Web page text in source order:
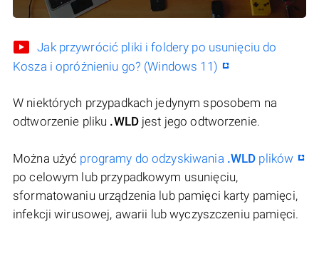
Jak przywrócić pliki i foldery po usunięciu do
Kosza i opróżnieniu go? (Windows 11)
W niektórych przypadkach jedynym sposobem na
odtworzenie pliku .WLDjest jego odtworzenie.
Można użyć programy do odzyskiwania .WLD plików
po celowym lub przypadkowym usunięciu,
sformatowaniu urządzenia lub pamięci karty pamięci,
infekcji wirusowej, awarii lub wyczyszczeniu pamięci.